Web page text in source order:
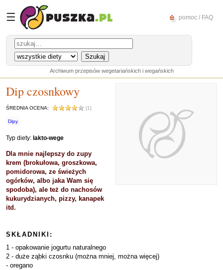
☰ pomoc / FAQ
Archiwum przepisów wegetariańskich i wegańskich
Dip czosnkowy
ŚREDNIA OCENA: [1]
Dipy
Typ diety: lakto-wege
Dla mnie najlepszy do zupy
krem (brokułowa, groszkowa,
pomidorowa, ze świeżych
ogórków, albo jaka Wam się
spodoba), ale też do nachosów
kukurydzianych, pizzy, kanapek
itd.
SKŁADNIKI:
1 - opakowanie jogurtu naturalnego
2 - duże ząbki czosnku (można mniej, można więcej)
- oregano